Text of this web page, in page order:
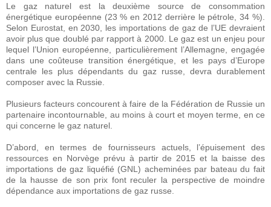
Le gaz naturel est la deuxième source de consommation
énergétique européenne (23 % en 2012 derrière le pétrole, 34 %).
Selon Eurostat, en 2030, les importations de gaz de l’UE devraient
avoir plus que doublé par rapport à 2000. Le gaz est un enjeu pour
lequel l’Union européenne, particulièrement l’Allemagne, engagée
dans une coûteuse transition énergétique, et les pays d’Europe
centrale les plus dépendants du gaz russe, devra durablement
composer avec la Russie.
Plusieurs facteurs concourent à faire de la Fédération de Russie un
partenaire incontournable, au moins à court et moyen terme, en ce
qui concerne le gaz naturel.
D’abord, en termes de fournisseurs actuels, l’épuisement des
ressources en Norvège prévu à partir de 2015 et la baisse des
importations de gaz liquéfié (GNL) acheminées par bateau du fait
de la hausse de son prix font reculer la perspective de moindre
dépendance aux importations de gaz russe.